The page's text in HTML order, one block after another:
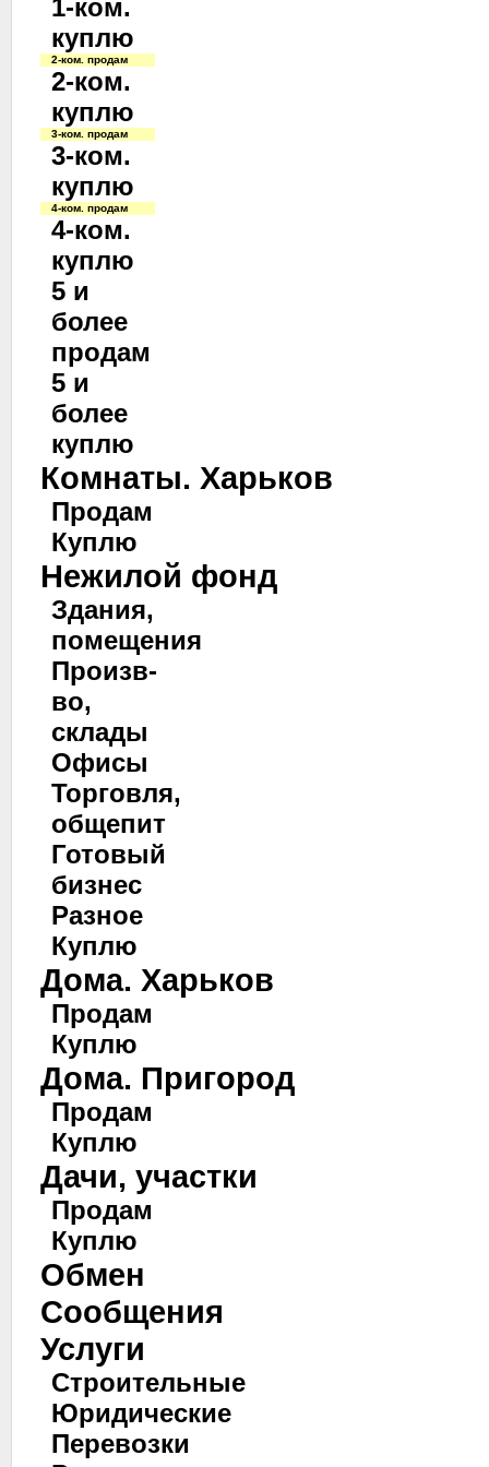
1-ком.
куплю
2-ком. продам
2-ком.
куплю
3-ком. продам
3-ком.
куплю
4-ком. продам
4-ком.
куплю
5 и
более
продам
5 и
более
куплю
Комнаты. Харьков
Продам
Куплю
Нежилой фонд
Здания,
помещения
Произв-
во,
склады
Офисы
Торговля,
общепит
Готовый
бизнес
Разное
Куплю
Дома. Харьков
Продам
Куплю
Дома. Пригород
Продам
Куплю
Дачи, участки
Продам
Куплю
Обмен
Сообщения
Услуги
Строительные
Юридические
Перевозки